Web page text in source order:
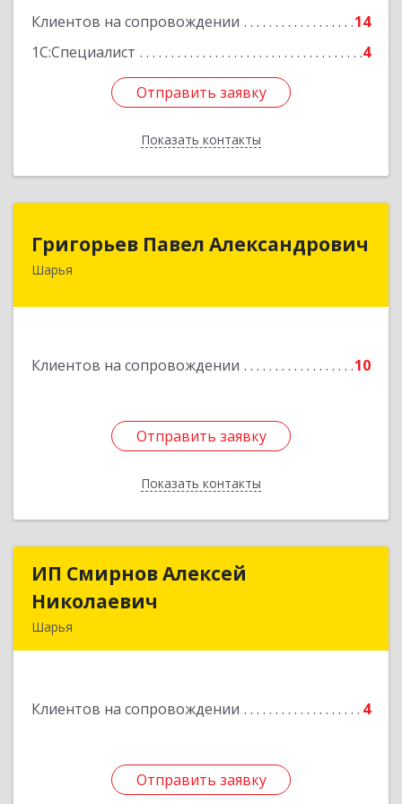
Клиентов на сопровождении
14
1С:Специалист
4
Отправить заявку
Показать контакты
Подробнее
Отправить заявку
Назад
Григорьев Павел Александрович
Шарья
Клиентов на сопровождении 10
Отправить заявку
Показать контакты
157505, Костромская область, город Шарья,
Отправить заявку
Назад
ИП Смирнов Алексей
Николаевич
Шарья
Клиентов на сопровождении 4
Отправить заявку
ИП Смирнов Алексей
Отправить заявку